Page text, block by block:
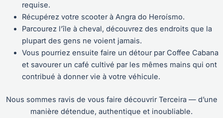
requise.
Récupérez votre scooter à Angra do Heroísmo.
Parcourez l’île à cheval, découvrez des endroits que la
plupart des gens ne voient jamais.
Vous pourriez ensuite faire un détour par Coffee Cabana
et savourer un café cultivé par les mêmes mains qui ont
contribué à donner vie à votre véhicule.
Nous sommes ravis de vous faire découvrir Terceira — d’une
manière détendue, authentique et inoubliable.